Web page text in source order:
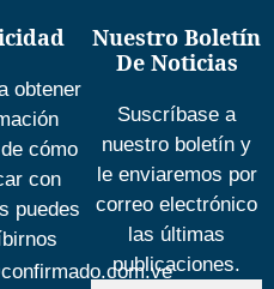
obtener
cómo
con
puedes
Nuestro Boletín
De Noticias
Suscríbase a
nuestro boletín y
le enviaremos por
correo electrónico
las últimas
publicaciones.